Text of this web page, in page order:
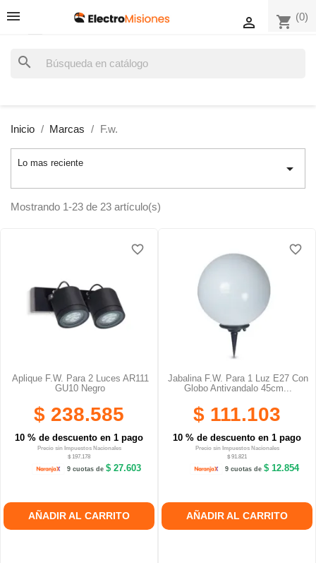
shopping_cart (0)

search
Inicio Marcas F.w.
Lo mas reciente 
Mostrando 1-23 de 23 artículo(s)
Aplique F.W. Para 2 Luces AR111
GU10 Negro
$ 238.585
10 % de descuento en 1 pago
Precio sin Impuestos Nacionales
$ 197.178
9 cuotas de$ 27.603
AÑADIR AL CARRITO
favorite_border
favorite_border
Jabalina F.W. Para 1 Luz E27 Con
Globo Antivandalo 45cm...
$ 111.103
10 % de descuento en 1 pago
Precio sin Impuestos Nacionales
$ 91.821
9 cuotas de$ 12.854
AÑADIR AL CARRITO
favorite_border
favorite_border